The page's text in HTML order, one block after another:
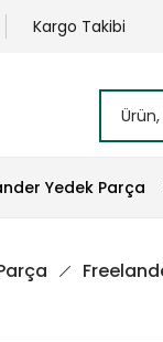
Kargo Takibi
Yedek Parça